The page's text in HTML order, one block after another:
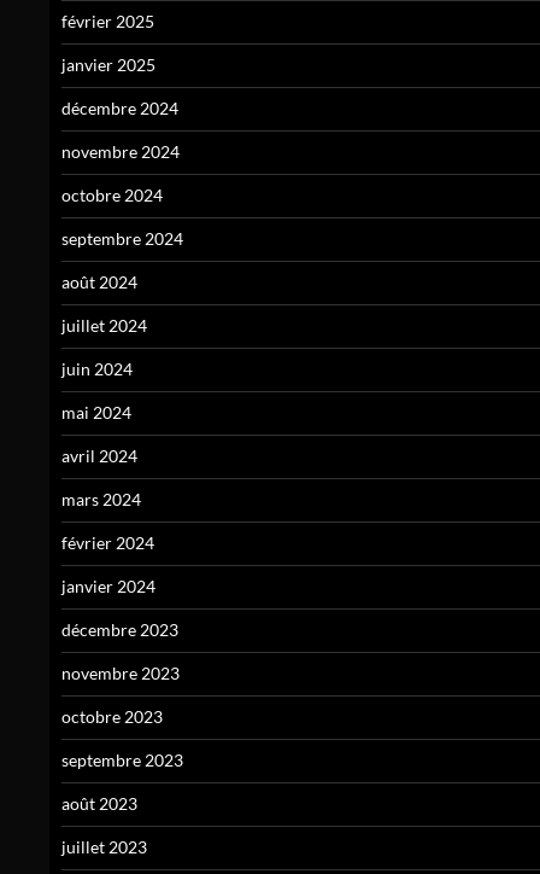
février 2025
janvier 2025
décembre 2024
novembre 2024
octobre 2024
septembre 2024
août 2024
juillet 2024
juin 2024
mai 2024
avril 2024
mars 2024
février 2024
janvier 2024
décembre 2023
novembre 2023
octobre 2023
septembre 2023
août 2023
juillet 2023